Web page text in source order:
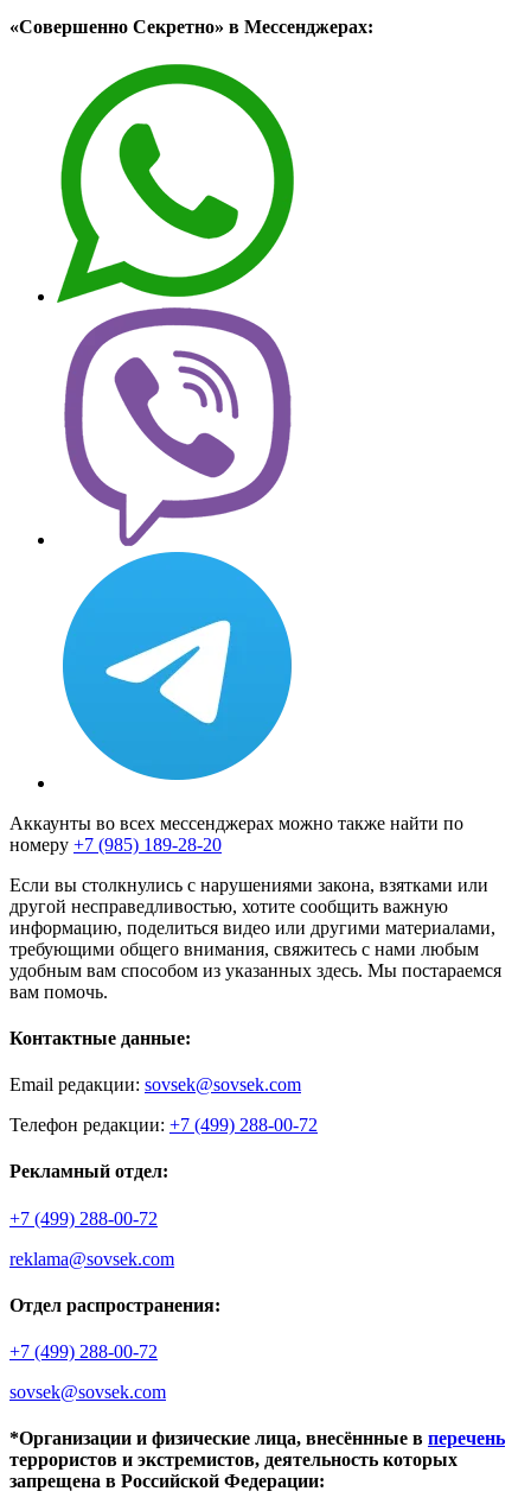
«Совершенно Секретно» в Мессенджерах:
Аккаунты во всех мессенджерах можно также найти по
номеру +7 (985) 189-28-20
Если вы столкнулись с нарушениями закона, взятками или
другой несправедливостью, хотите сообщить важную
информацию, поделиться видео или другими материалами,
требующими общего внимания, свяжитесь с нами любым
удобным вам способом из указанных здесь. Мы постараемся
вам помочь.
Контактные данные:
Email редакции: sovsek@sovsek.com
Телефон редакции: +7 (499) 288-00-72
Рекламный отдел:
+7 (499) 288-00-72
reklama@sovsek.com
Отдел распространения:
+7 (499) 288-00-72
sovsek@sovsek.com
*Организации и физические лица, внесённные в перечень
террористов и экстремистов, деятельность которых
запрещена в Российской Федерации: